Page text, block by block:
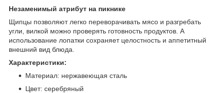
Незаменимый атрибут на пикнике
Щипцы позволяют легко переворачивать мясо и разгребать
угли, вилкой можно проверять готовность продуктов. А
использование лопатки сохраняет целостность и аппетитный
внешний вид блюда.
Характеристики:
Материал: нержавеющая сталь
Цвет: серебряный